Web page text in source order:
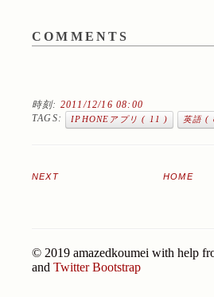
COMMENTS
時刻: 2011/12/16 08:00
TAGS:
IPHONEアプリ ( 11 ) 英語 (
NEXT HOME
© 2019 amazedkoumei with help
and Twitter Bootstrap